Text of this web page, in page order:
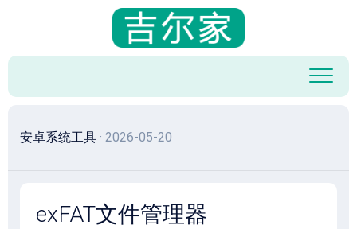
容
安卓系统工具 · 2026-05-20
exFAT文件管理器